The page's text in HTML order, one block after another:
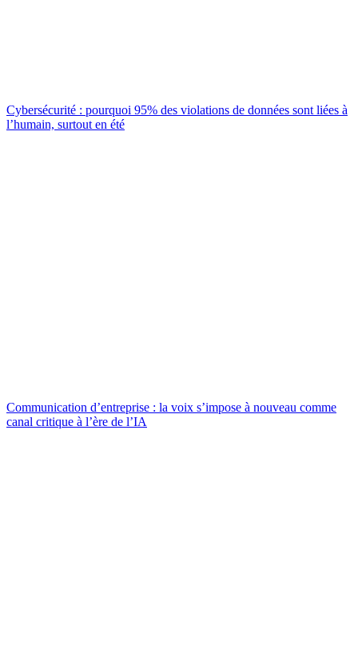
Cybersécurité : pourquoi 95% des violations de données sont liées à
l’humain, surtout en été
Communication d’entreprise : la voix s’impose à nouveau comme
canal critique à l’ère de l’IA